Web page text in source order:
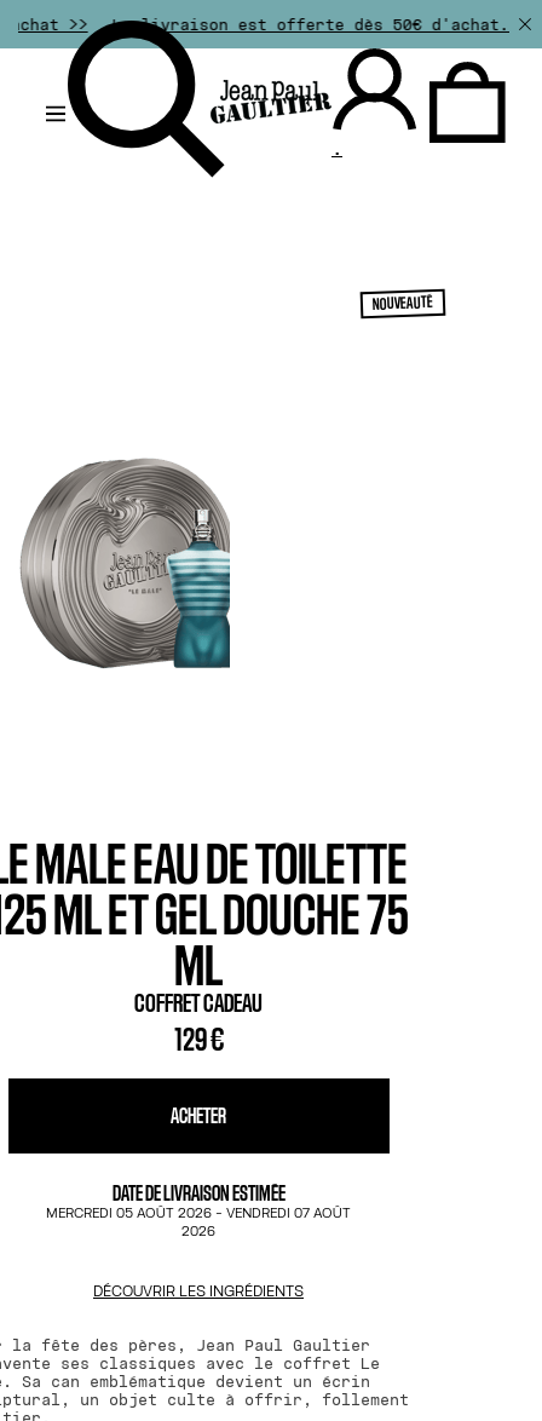
La livraison est offerte dès 50€ d'achat. Les
.
NOUVEAUTÉ
MALE EAU DE TOILETTE
ML ET GEL DOUCHE 75
ML
COFFRET CADEAU
129 €
ACHETER
DATE DE LIVRAISON ESTIMÉE
MERCREDI 05 AOÛT 2026 - VENDREDI 07 AOÛT
2026
DÉCOUVRIR LES INGRÉDIENTS
la fête des pères, Jean Paul Gaultier
ses classiques avec le coffret Le
Sa can emblématique devient un écrin
un objet culte à offrir, follement